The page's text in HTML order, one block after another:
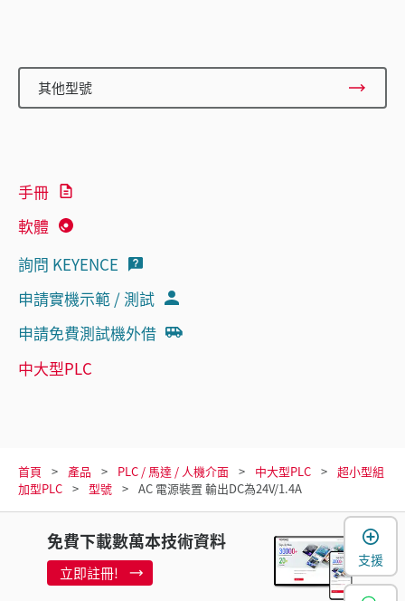
其他型號
手冊
軟體
詢問 KEYENCE
申請實機示範 / 測試
申請免費測試機外借
中大型PLC
首頁 產品 PLC / 馬達 / 人機介面 中大型PLC
超小型組
加型PLC
型號 AC 電源裝置 輸出DC為24V/1.4A
免費下載數萬本技術資料
立即註冊!
支援